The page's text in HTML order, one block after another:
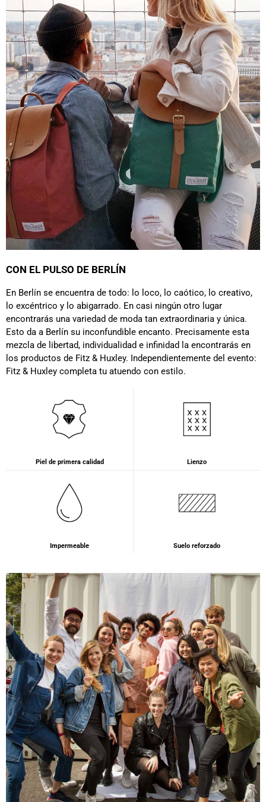
4,8Calificación 1848Reseñas
Leer todas las reseñas
CON EL PULSO DE BERLÍN
En Berlín se encuentra de todo: lo loco, lo caótico, lo creativo,
lo excéntrico y lo abigarrado. En casi ningún otro lugar
encontrarás una variedad de moda tan extraordinaria y única.
Esto da a Berlín su inconfundible encanto. Precisamente esta
mezcla de libertad, individualidad e infinidad la encontrarás en
los productos de Fitz & Huxley. Independientemente del evento:
Fitz & Huxley completa tu atuendo con estilo.
Piel de primera calidad Lienzo
Impermeable Suelo reforzado